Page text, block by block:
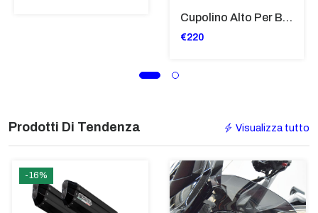
Cupolino Alto Per Bmw R 1200 St 2004 - 2007 TRASPARENTE - Sc950-T
€220
Prodotti Di Tendenza Visualizza tutto
-16%